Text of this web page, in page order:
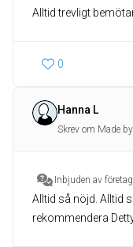
Alltid trevligt
0
Hanna L
Skrev om Made
Inbjuden av
Alltid så nöjd. Alltid
rekommendera